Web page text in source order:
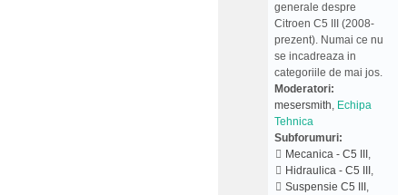
generale despre
Citroen C5 III (2008-
prezent). Numai ce nu
se incadreaza in
categoriile de mai jos.
Moderatori:
mesersmith, Echipa
Tehnica
Subforumuri:
Mecanica - C5 III ,
Hidraulica - C5 III ,
Suspensie C5 III ,